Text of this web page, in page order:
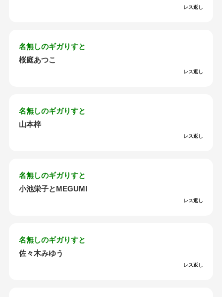
レス返し
名無しのギガりすと
桜庭あつこ
レス返し
名無しのギガりすと
山本梓
レス返し
名無しのギガりすと
小池栄子とMEGUMI
レス返し
名無しのギガりすと
佐々木みゆう
レス返し